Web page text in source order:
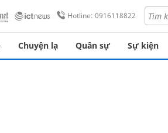
Hotline: 0916118822
Chuyện lạ Quân sự Sự kiện